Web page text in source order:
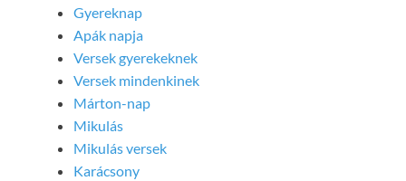
Gyereknap
Apák napja
Versek gyerekeknek
Versek mindenkinek
Márton-nap
Mikulás
Mikulás versek
Karácsony